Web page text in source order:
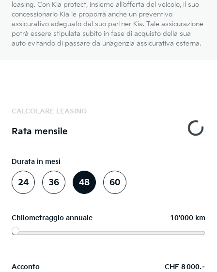
leasing. Con Kia protect, insieme all’offerta del veicolo, il suo
concessionario Kia le proporrà anche un preventivo
assicurativo adeguato dal suo partner Kia. Tale assicurazione
potrà essere stipulata subito in fase di acquisto della sua
auto evitando di passare da un’agenzia assicurativa esterna.
CALCOLARE LEASING
Rata mensile
Durata in mesi
24 36 48 60
Chilometraggio annuale 10'000 km
Acconto CHF 8 000.–